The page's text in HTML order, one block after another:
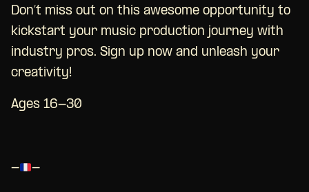
Don’t miss out on this awesome opportunity to
kickstart your music production journey with
industry pros. Sign up now and unleash your
creativity!
Ages 16-30
- -